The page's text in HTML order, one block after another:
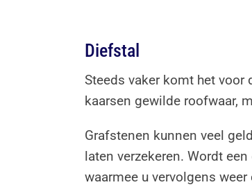
Diefstal
Steeds vaker komt het
kaarsen gewilde roofwaar,
Grafstenen kunnen veel
laten verzekeren. Wordt
waarmee u vervolgens